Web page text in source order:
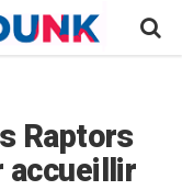
Raptors
accueillir